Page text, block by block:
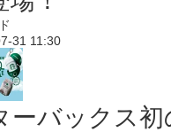
31 11:30
ーバックス初